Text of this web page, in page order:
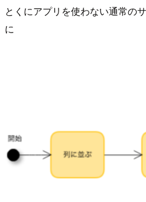
とくにアプリを使わない通常の
に